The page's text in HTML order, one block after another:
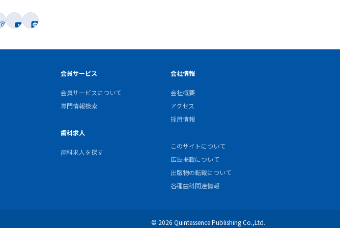
会員サービス
会員サービスについて
専門情報検索
歯科求人
歯科求人を探す
会社情報
会社概要
アクセス
採用情報
このサイトについて
広告掲載について
出版物の転載について
各種歯科関連情報
© 2026 Quintessence Publishing Co.,Ltd.